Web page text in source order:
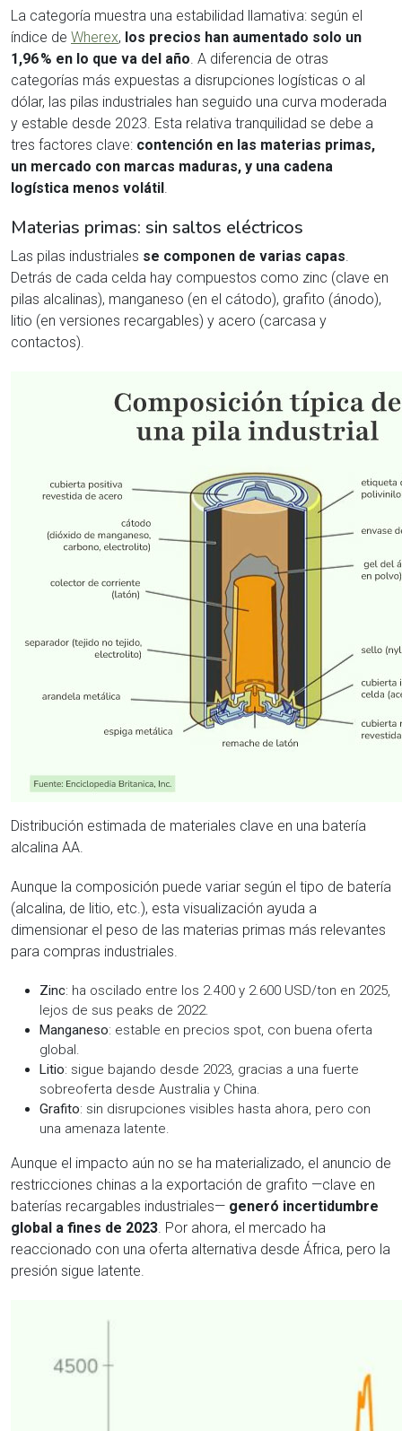
La categoría muestra una estabilidad llamativa: según el
índice de Wherex, los precios han aumentado solo un
1,96 % en lo que va del año. A diferencia de otras
categorías más expuestas a disrupciones logísticas o al
dólar, las pilas industriales han seguido una curva moderada
y estable desde 2023. Esta relativa tranquilidad se debe a
tres factores clave: contención en las materias primas,
un mercado con marcas maduras, y una cadena
logística menos volátil.
Materias primas: sin saltos eléctricos
Las pilas industriales se componen de varias capas.
Detrás de cada celda hay compuestos como zinc (clave en
pilas alcalinas), manganeso (en el cátodo), grafito (ánodo),
litio (en versiones recargables) y acero (carcasa y
contactos).
Distribución estimada de materiales clave en una batería
alcalina AA.
Aunque la composición puede variar según el tipo de batería
(alcalina, de litio, etc.), esta visualización ayuda a
dimensionar el peso de las materias primas más relevantes
para compras industriales.
Zinc: ha oscilado entre los 2.400 y 2.600 USD/ton en 2025,
lejos de sus peaks de 2022.
Manganeso: estable en precios spot, con buena oferta
global.
Litio: sigue bajando desde 2023, gracias a una fuerte
sobreoferta desde Australia y China.
Grafito: sin disrupciones visibles hasta ahora, pero con
una amenaza latente.
Aunque el impacto aún no se ha materializado, el anuncio de
restricciones chinas a la exportación de grafito —clave en
baterías recargables industriales— generó incertidumbre
global a fines de 2023. Por ahora, el mercado ha
reaccionado con una oferta alternativa desde África, pero la
presión sigue latente.